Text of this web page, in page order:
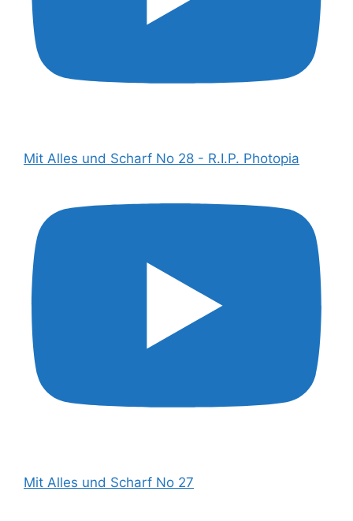
Mit Alles und Scharf No 28 - R.I.P. Photopia
Mit Alles und Scharf No 27